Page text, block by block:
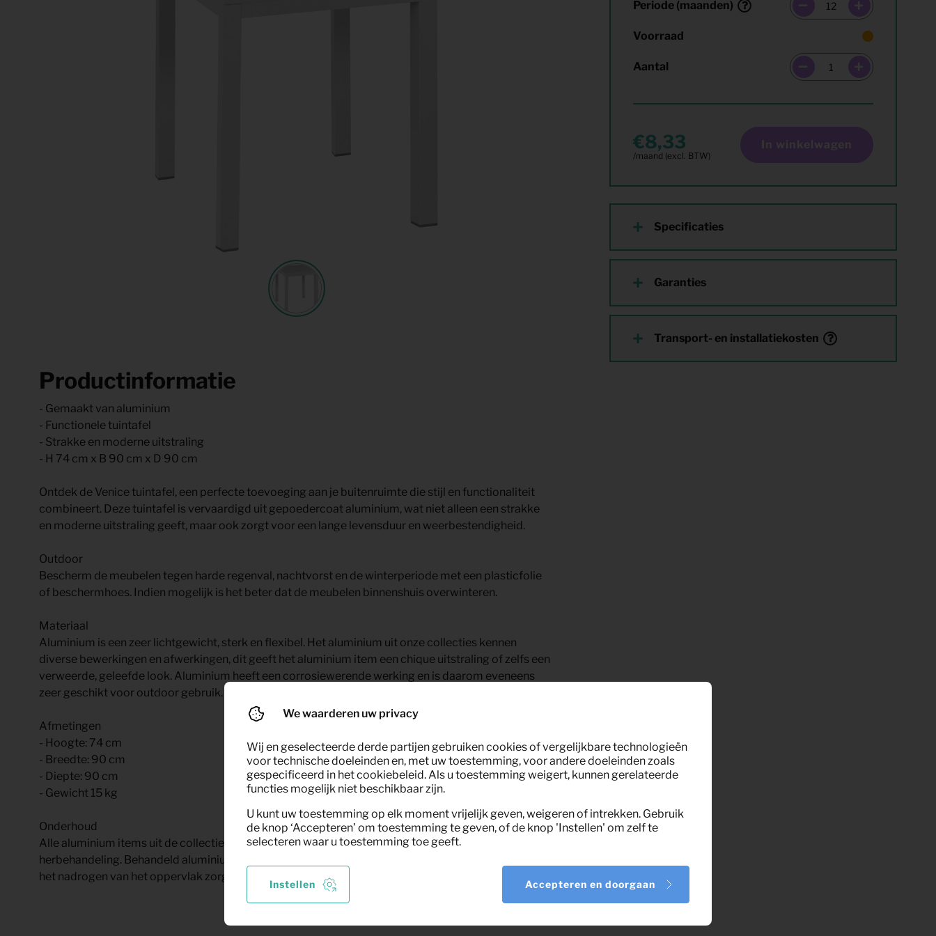
Periode (maanden)
Voorraad
Aantal
8,33 In winkelwagen
Specificaties
Garanties
Transport- en installatiekosten
Productinformatie
- Gemaakt van aluminium
- Functionele tuintafel
- Strakke en moderne uitstraling
- H 74 cm x B 90 cm x D 90 cm
Ontdek de Venice tuintafel, een perfecte toevoeging aan je buitenruimte die stijl en functionaliteit
combineert. Deze tuintafel is vervaardigd uit gepoedercoat aluminium, wat niet alleen een strakke
en moderne uitstraling geeft, maar ook zorgt voor een lange levensduur en weerbestendigheid.
Outdoor
Bescherm de meubelen tegen harde regenval, nachtvorst en de winterperiode met een plasticfolie
of beschermhoes. Indien mogelijk is het beter dat de meubelen binnenshuis overwinteren.
Materiaal
Aluminium is een zeer lichtgewicht, sterk en flexibel. Het aluminium uit onze collecties kennen
diverse bewerkingen en afwerkingen, dit geeft het aluminium item een chique uitstraling of zelfs een
verweerde, geleefde look. Aluminium heeft een corrosiewerende werking en is daarom eveneens
zeer geschikt voor outdoor gebruik.
Afmetingen
- Hoogte: 74 cm
- Breedte: 90 cm
- Diepte: 90 cm
- Gewicht 15 kg
Onderhoud
Alle aluminium items uit de collectie zijn grondig behandeld en vragen dus niet om een
herbehandeling. Behandeld aluminium is eenvoudig schoon te houden met een lichtvochtige doek,
het nadrogen van het oppervlak zorgt voor een streeploos resultaat.
We waarderen uw privacy
Wij en geselecteerde derde partijen gebruiken cookies of vergelijkbare technologieën
voor technische doeleinden en, met uw toestemming, voor andere doeleinden zoals
gespecificeerd in het cookiebeleid. Als u toestemming weigert, kunnen gerelateerde
functies mogelijk niet beschikbaar zijn.
U kunt uw toestemming op elk moment vrijelijk geven, weigeren of intrekken. Gebruik
de knop ‘Accepteren’ om toestemming te geven, of de knop 'Instellen' om zelf te
selecteren waar u toestemming toe geeft.
Instellen Accepteren en doorgaan